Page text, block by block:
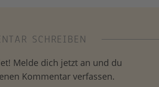
SCHREIBEN
Melde dich jetzt an und du
Kommentar verfassen.